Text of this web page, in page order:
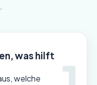
was hilft
welche